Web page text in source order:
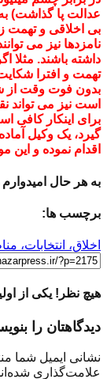
عدالت پا گذاشت)
بی اخلاقی و تهمت
نامزدها نیز می
داشته باشند. مثلا
تهمت و افترا
بدون فوت وقت از
است نیز می تواند
برای اینکار کافی
گیرد، یک وکیل
اقدام نموده و این
به هر حال
برچسب ها:
اخلاق،
هیچ نظر! یکی از
دیدگاهتان را
نشانی ایمیل شما
علامت‌گذاری